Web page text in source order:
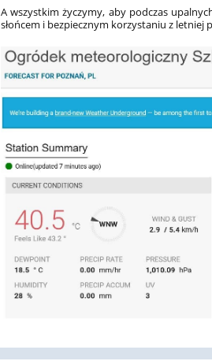
A wszystkim życzymy, aby podczas
słońcem i bezpiecznym korzystaniu z letniej